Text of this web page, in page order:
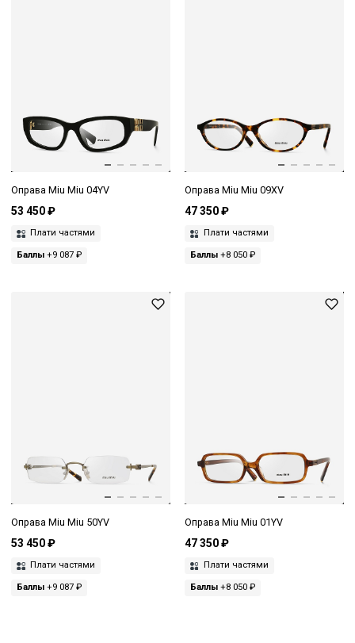
Оправа Miu Miu 04YV
53 450 ₽
Плати частями
Баллы +9 087 ₽
Оправа Miu Miu 09XV
47 350 ₽
Плати частями
Баллы+8 050 ₽
Оправа Miu Miu 50YV
53 450 ₽
Плати частями
Баллы +9 087 ₽
Оправа Miu Miu 01YV
47 350 ₽
Плати частями
Баллы+8 050 ₽